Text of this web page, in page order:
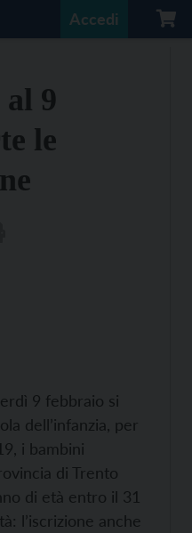
Accedi
al 9
le
9 febbraio si
dell’infanzia, per
i bambini
di Trento
di età entro il 31
l’iscrizione anche